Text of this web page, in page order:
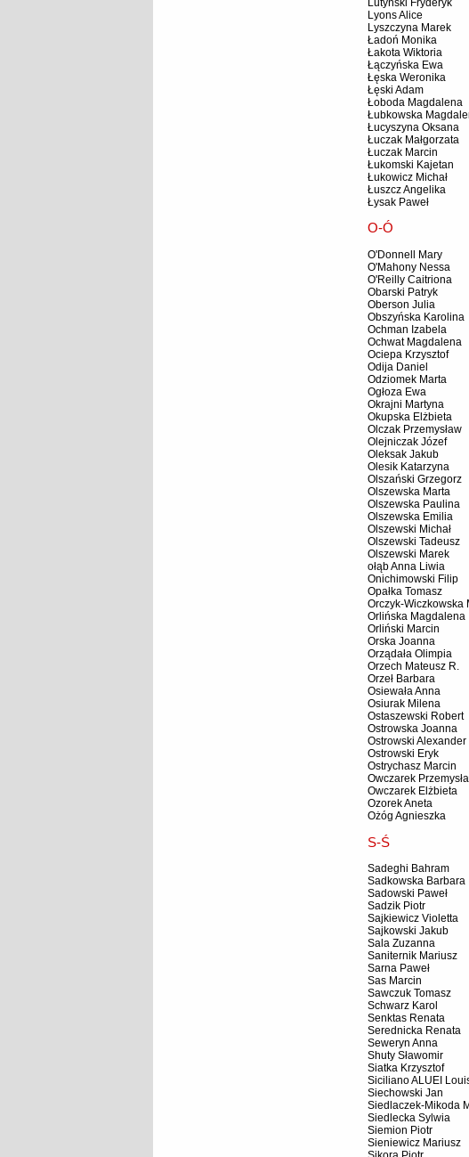
Lyons Alice
Lyszczyna Marek
Ładoń Monika
Łakota Wiktoria
Łączyńska Ewa
Łęska Weronika
Łęski Adam
Łoboda Magdalena
Łubkowska
Łucyszyna Oksana
Łuczak Małgorzata
Łuczak Marcin
Łukomski Kajetan
Łukowicz Michał
Łuszcz Angelika
Łysak Paweł
O-Ó
O'Donnell Mary
O'Mahony Nessa
O'Reilly Caitriona
Obarski Patryk
Oberson Julia
Obszyńska Karolina
Ochman Izabela
Ochwat Magdalena
Ociepa Krzysztof
Odija Daniel
Odziomek Marta
Ogłoza Ewa
Okrajni Martyna
Okupska Elżbieta
Olczak Przemysław
Olejniczak Józef
Oleksak Jakub
Olesik Katarzyna
Olszański Grzegorz
Olszewska Marta
Olszewska Paulina
Olszewska Emilia
Olszewski Michał
Olszewski Tadeusz
Olszewski Marek
ołąb Anna Liwia
Onichimowski Filip
Opałka Tomasz
Orczyk-Wiczkowska
Orlińska Magdalena
Orliński Marcin
Orska Joanna
Orządała Olimpia
Orzech Mateusz R.
Orzeł Barbara
Osiewała Anna
Osiurak Milena
Ostaszewski Robert
Ostrowska Joanna
Ostrowski Alexander
Ostrowski Eryk
Ostrychasz Marcin
Owczarek
Owczarek Elżbieta
Ozorek Aneta
Ożóg Agnieszka
S-Ś
Sadeghi Bahram
Sadkowska Barbara
Sadowski Paweł
Sadzik Piotr
Sajkiewicz Violetta
Sajkowski Jakub
Sala Zuzanna
Saniternik Mariusz
Sarna Paweł
Sas Marcin
Sawczuk Tomasz
Schwarz Karol
Senktas Renata
Serednicka Renata
Seweryn Anna
Shuty Sławomir
Siatka Krzysztof
Siciliano ALUEI
Siechowski Jan
Siedlaczek-Mikoda
Siedlecka Sylwia
Siemion Piotr
Sieniewicz Mariusz